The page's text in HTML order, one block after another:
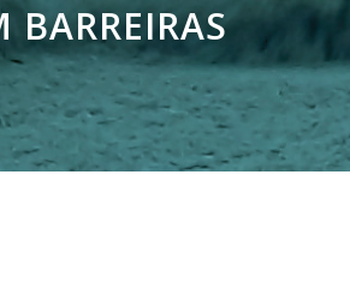
BARREIRAS